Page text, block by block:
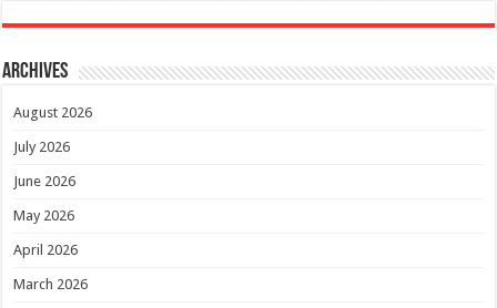
Archives
August 2026
July 2026
June 2026
May 2026
April 2026
March 2026